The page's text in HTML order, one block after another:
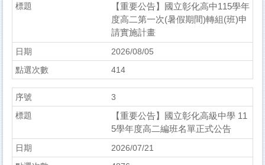
【重要公告】國立彰化高中115學年
度高二第一次(暑假期間)轉組(班)申
請實施計畫
2026/08/05
414
3
【重要公告】國立彰化高級中學 11
5學年度高二編班名單正式公告
2026/07/21